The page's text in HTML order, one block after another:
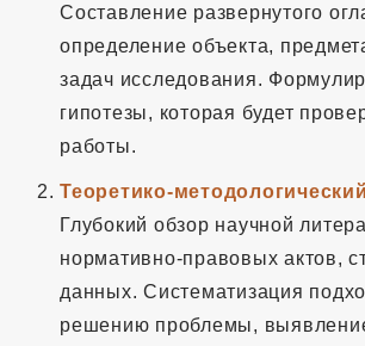
Составление развернутого
определение объекта,
задач исследования.
гипотезы, которая будет
работы.
Теоретико-
Глубокий обзор научной
нормативно-правовых актов,
данных. Систематизация
решению проблемы,